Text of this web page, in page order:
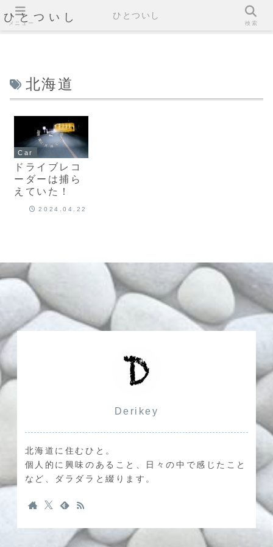
ひとついし
北海道
Car
ドライブレコ
ーダーは捕ら
えていた！
2024.04.22
Derikey
北海道に住むひと。
個人的に興味のあること、日々の中で感じたこと
など、ダラダラと綴ります。
メニュー
ひとついし
検索